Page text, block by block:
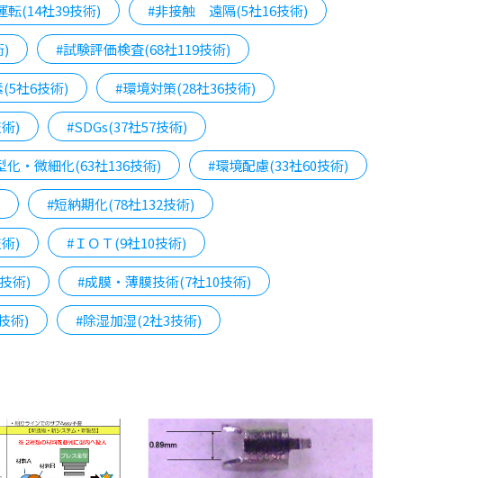
(14社39技術) #非接触 遠隔(5社16技術)
) #試験評価検査(68社119技術)
社6技術) #環境対策(28社36技術)
) #SDGs(37社57技術)
化・微細化(63社136技術) #環境配慮(33社60技術)
#短納期化(78社132技術)
) #ＩＯＴ(9社10技術)
術) #成膜・薄膜技術(7社10技術)
術) #除湿加湿(2社3技術)